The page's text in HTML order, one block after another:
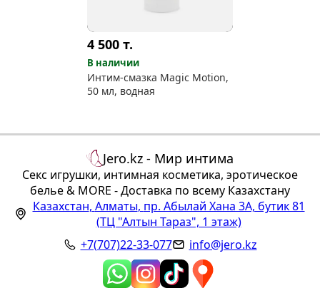
4 500 т.
В наличии
Интим-смазка Magic Motion,
50 мл, водная
Jero.kz - Мир интима
Секс игрушки, интимная косметика, эротическое
белье & MORE - Доставка по всему Казахстану
Казахстан, Алматы, пр. Абылай Хана 3А, бутик 81
(ТЦ "Алтын Тараз", 1 этаж)
+7(707)22-33-077
info@jero.kz